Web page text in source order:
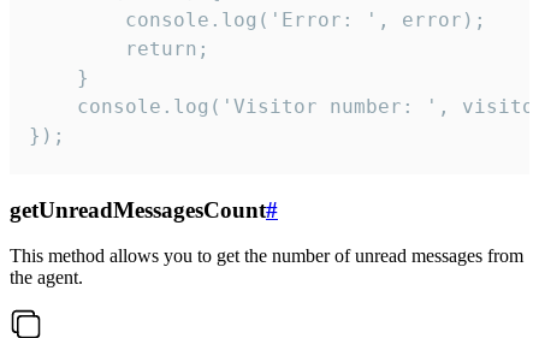
        console.log('Error: ', error);
        return;
    }
console.log('Visitor number: ',
});
getUnreadMessagesCount#
This method allows you to get the number of unread messages from
the agent.